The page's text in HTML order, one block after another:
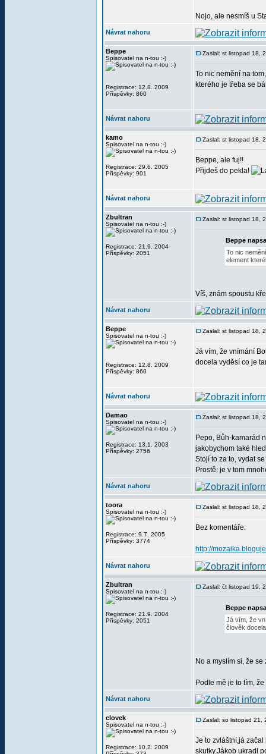
Nojo, ale nesmíš u
Návrat nahoru
Beppe
Spisovatel na n-tou :-)
Registrace: 12.8. 2009
Příspěvky: 860
Zaslal: st listopad 18,
To nic nemění na
kterého je třeba se
Návrat nahoru
kamo
Spisovatel na n-tou :-)
Registrace: 29.6. 2005
Příspěvky: 901
Zaslal: st listopad 18,
Beppe, ale fuj!!
Přijdeš do pekla!
Návrat nahoru
Zbultran
Spisovatel na n-tou :-)
Registrace: 21.9. 2004
Příspěvky: 2051
Zaslal: st listopad 18,
Beppe
To nic
element
Víš, znám spoustu
Návrat nahoru
Beppe
Spisovatel na n-tou :-)
Registrace: 12.8. 2009
Příspěvky: 860
Zaslal: st listopad 18,
Já vím, že vnímání
docela vyděsí co je
Návrat nahoru
Damao
Spisovatel na n-tou :-)
Registrace: 13.1. 2003
Příspěvky: 2756
Zaslal: st listopad 18,
Pepo, Bůh-kamarád
jakobychom také
Stojí to za to, vydat
Prostě: je v tom
Návrat nahoru
toora
Spisovatel na n-tou :-)
Registrace: 9.7. 2005
Příspěvky: 3774
Zaslal: st listopad 18,
Bez komentáře:
http://
Návrat nahoru
Zbultran
Spisovatel na n-tou :-)
Registrace: 21.9. 2004
Příspěvky: 2051
Zaslal: čt listopad 19,
Beppe
Já vím, že
člověk
No a myslím si, že
Podle mě je to tím,
Návrat nahoru
clovek
Spisovatel na n-tou :-)
Registrace: 10.2. 2009
Zaslal: so listopad 21,
Je to zvláštní,já
skutky.Jákob ukradl